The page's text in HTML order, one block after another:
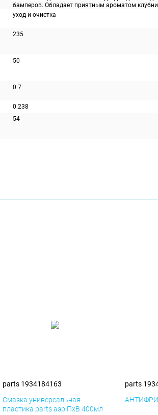
бамперов. Обладает приятным ароматом
уход и очистка
235
50
0.7
0.238
54
parts 1934184163
Смазка универсальная
пластика parts аэр ПхВ 400мл
parts